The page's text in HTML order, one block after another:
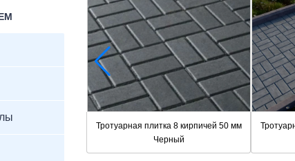
Тротуарная плитка 8 кирпичей 50 мм
Черный